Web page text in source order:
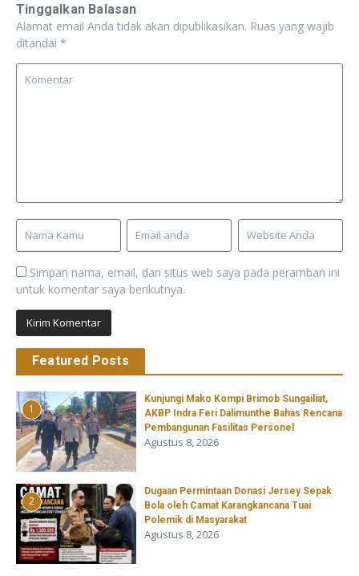
Tinggalkan Balasan
Alamat email Anda tidak akan dipublikasikan. Ruas yang wajib
ditandai *
Simpan nama, email, dan situs web saya pada peramban ini
untuk komentar saya berikutnya.
Featured Posts
1
Kunjungi Mako Kompi Brimob Sungailiat,
AKBP Indra Feri Dalimunthe Bahas Rencana
Pembangunan Fasilitas Personel
Agustus 8, 2026
2
‎Dugaan Permintaan Donasi Jersey Sepak
Bola oleh Camat Karangkancana Tuai
Polemik di Masyarakat
Agustus 8, 2026